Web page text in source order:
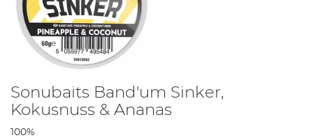
Sonubaits Band'um Sinker,
Kokusnuss & Ananas
100%